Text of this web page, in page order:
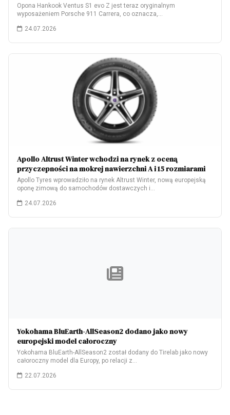
Opona Hankook Ventus S1 evo Z jest teraz oryginalnym
wyposażeniem Porsche 911 Carrera, co oznacza,…
24.07.2026
Apollo Altrust Winter wchodzi na rynek z oceną
przyczepności na mokrej nawierzchni A i 15 rozmiarami
Apollo Tyres wprowadziło na rynek Altrust Winter, nową europejską
oponę zimową do samochodów dostawczych i…
24.07.2026
Yokohama BluEarth-AllSeason2 dodano jako nowy
europejski model całoroczny
Yokohama BluEarth-AllSeason2 został dodany do Tirelab jako nowy
całoroczny model dla Europy, po relacji z…
22.07.2026